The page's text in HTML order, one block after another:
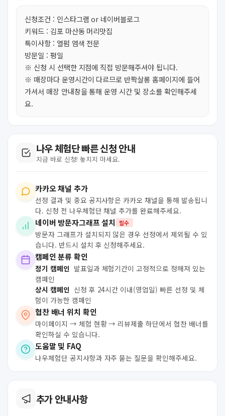
신청조건 : 인스타그램 or 네이버블로그
키워드 : 김포 마산동 머리맛집
특이사항 : 열펌 염색 전문
방문일 : 평일
※ 신청 시 선택한 지점에 직접 방문해주셔야 됩니다.
※ 매장마다 운영시간이 다르므로 반짝살롱 홈페이지에 들어
가셔서 매장 안내창을 통해 운영 시간 및 장소를 확인해주세
요.
나우 체험단 빠른 신청 안내
지금 바로 신청! 놓치지 마세요.
카카오 채널 추가
선정 결과 및 중요 공지사항은 카카오 채널을 통해 발송됩니
다. 신청 전 나우체험단 채널 추가를 완료해주세요.
네이버 방문자그래프 설치 필수
방문자 그래프가 설치되지 않은 경우 선정에서 제외될 수 있
습니다. 반드시 설치 후 신청해주세요.
캠페인 분류 확인
정기 캠페인 발표일과 체험기간이 고정적으로 정해져 있는
캠페인
상시 캠페인 신청 후 24시간 이내(영업일) 빠른 선정 및 체
험이 가능한 캠페인
협찬 배너 위치 확인
마이페이지 → 체험 현황 → 리뷰제출 하단에서 협찬 배너를
확인하실 수 있습니다.
도움말 및 FAQ
나우체험단 공지사항과 자주 묻는 질문을 확인해주세요.
추가 안내사항